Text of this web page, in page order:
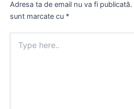
Adresa ta de email nu va fi publicată.
sunt marcate cu *
here..